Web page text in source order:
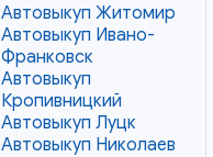
Автовыкуп Житомир
Автовыкуп Ивано-
Франковск
Автовыкуп
Кропивницкий
Автовыкуп Луцк
Автовыкуп Николаев